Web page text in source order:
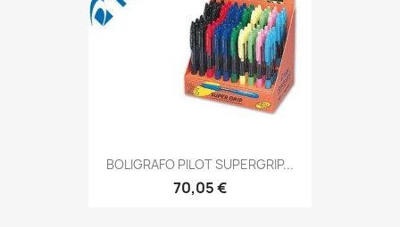
BOLIGRAFO PILOT SUPERGRIP...
70,05 €